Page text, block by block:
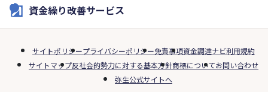
資金繰り改善サービス
サイトポリシープライバシーポリシー免責事項資金調達ナビ利用規約
サイトマップ反社会的勢力に対する基本方針商標についてお問い合わせ
弥生公式サイトへ